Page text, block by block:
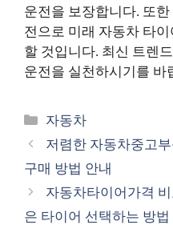
운전을 보장합니다. 또
전으로 미래 자동차 타
할 것입니다. 최신 트렌
운전을 실천하시기를 바
카
테
리
자동차
저렴한 자동차중고
구매 방법 안내
자동차타이어가격
은 타이어 선택하는 방법